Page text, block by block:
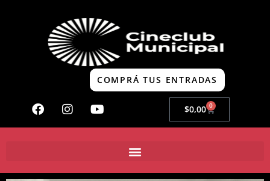
COMPRÁ TUS ENTRADAS
$0,00 0